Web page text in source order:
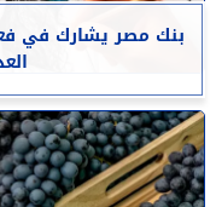
بنك مصر يشارك في